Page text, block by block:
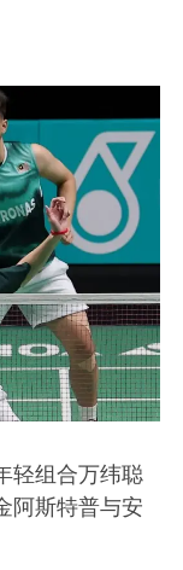
轻组合万纬聪
阿斯特普与安